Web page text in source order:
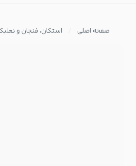
صفحه اصلی استکان، فنجان و